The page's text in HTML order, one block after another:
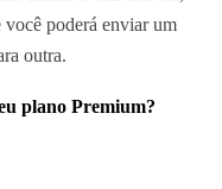
você poderá enviar um
outra.
plano Premium?